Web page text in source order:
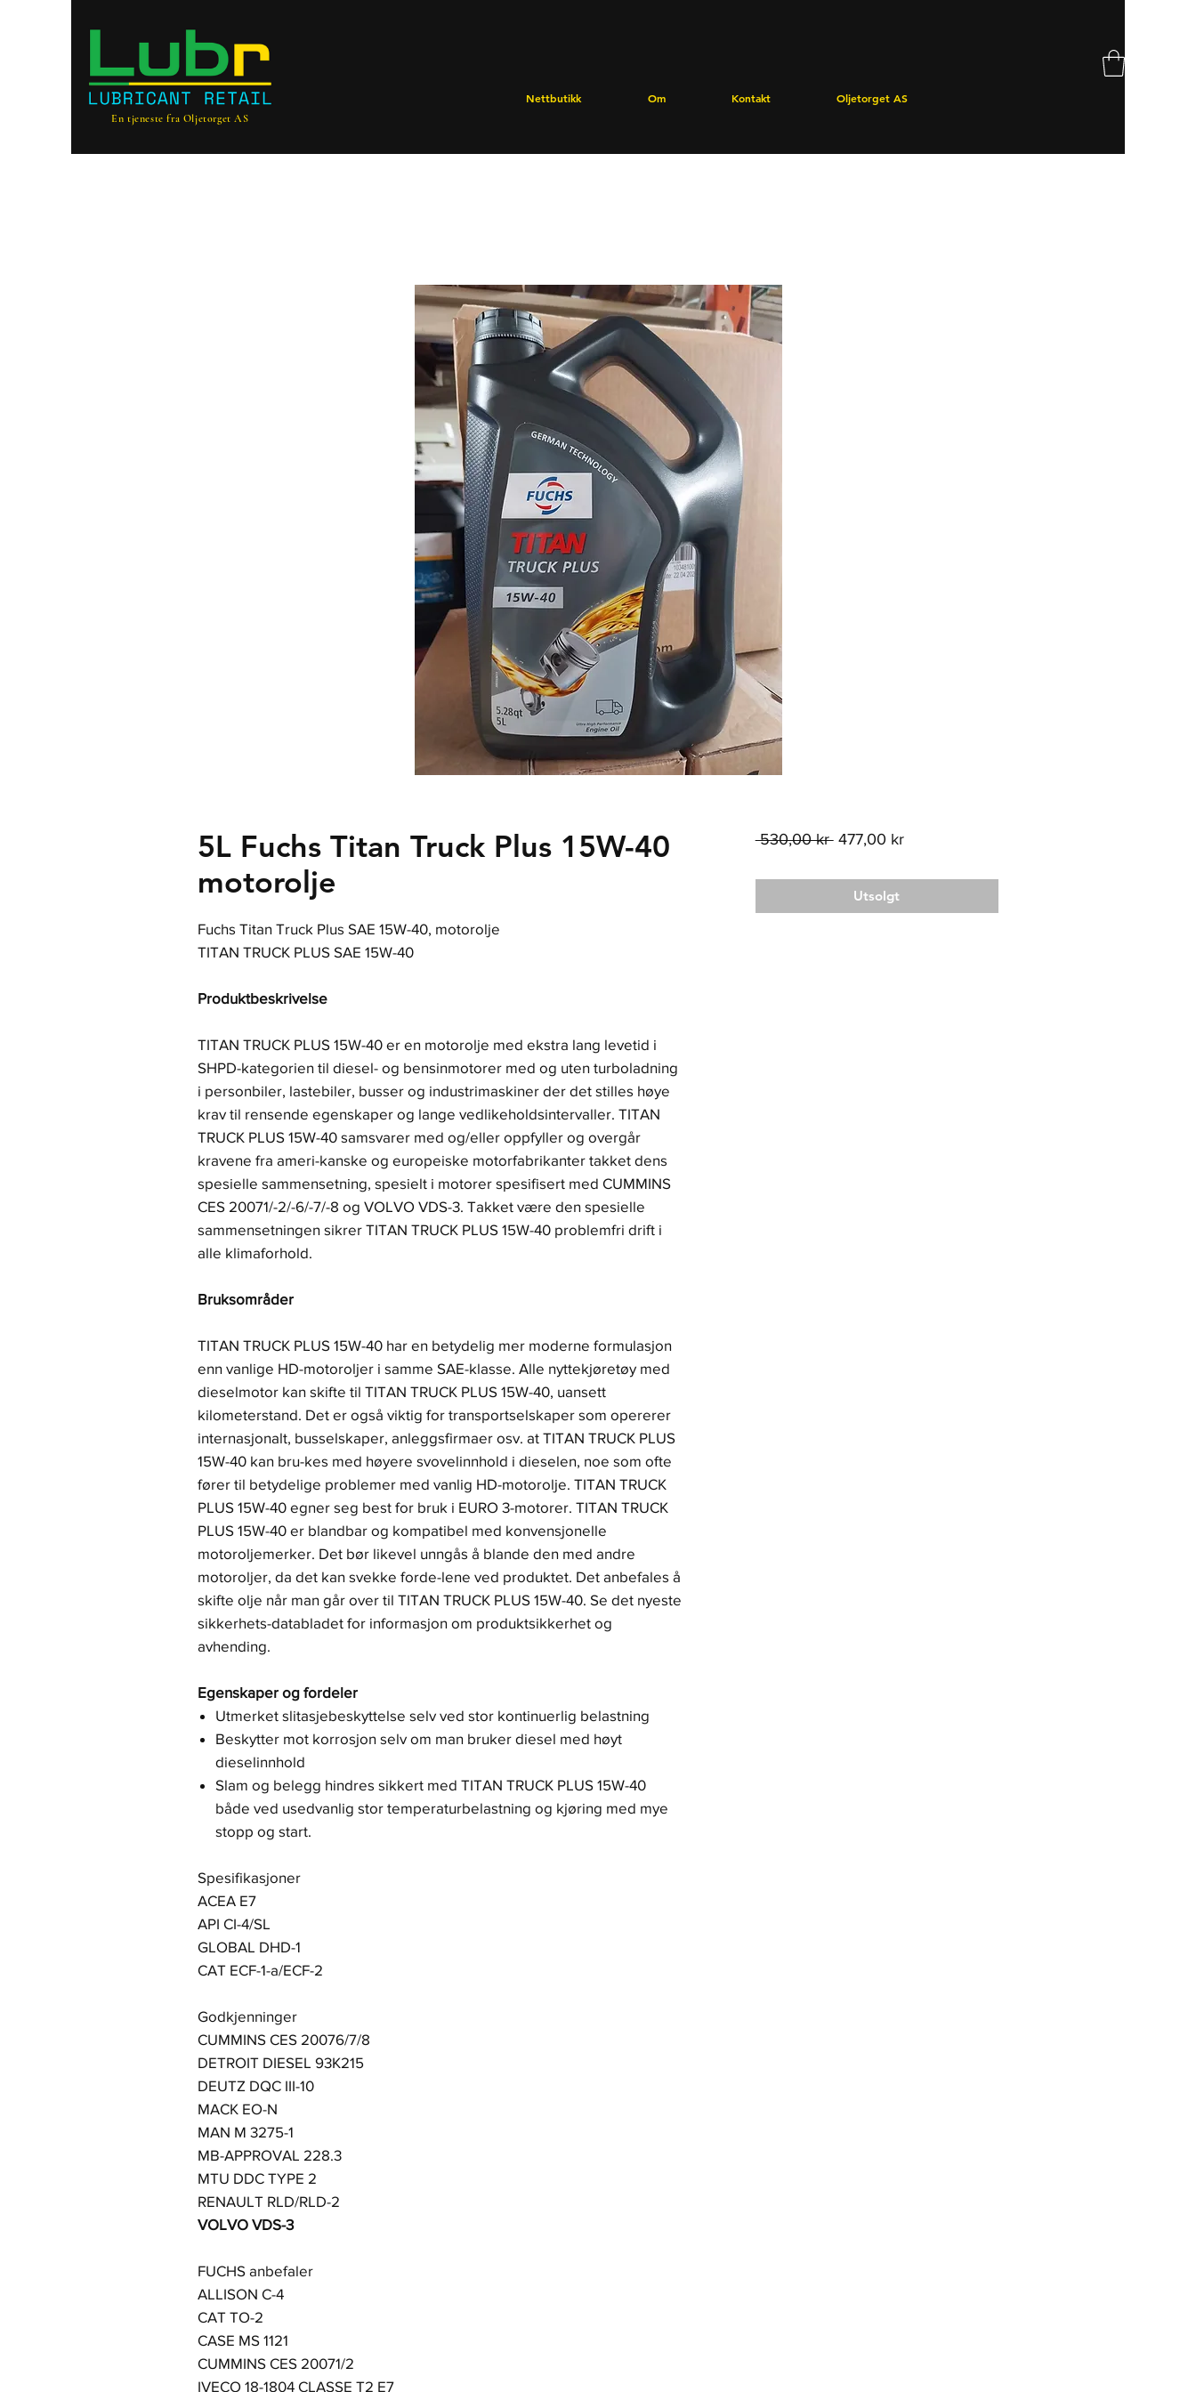
En tjeneste fra Oljetorget AS
Nettbutikk Om Kontakt Oljetorget AS
5L Fuchs Titan Truck Plus 15W-40
motorolje
Fuchs Titan Truck Plus SAE 15W-40, motorolje
TITAN TRUCK PLUS SAE 15W-40
Produktbeskrivelse
TITAN TRUCK PLUS 15W-40 er en motorolje med ekstra lang levetid i
SHPD-kategorien til diesel- og bensinmotorer med og uten turboladning
i personbiler, lastebiler, busser og industrimaskiner der det stilles høye
krav til rensende egenskaper og lange vedlikeholdsintervaller. TITAN
TRUCK PLUS 15W-40 samsvarer med og/eller oppfyller og overgår
kravene fra ameri-kanske og europeiske motorfabrikanter takket dens
spesielle sammensetning, spesielt i motorer spesifisert med CUMMINS
CES 20071/-2/-6/-7/-8 og VOLVO VDS-3. Takket være den spesielle
sammensetningen sikrer TITAN TRUCK PLUS 15W-40 problemfri drift i
alle klimaforhold.
Bruksområder
TITAN TRUCK PLUS 15W-40 har en betydelig mer moderne formulasjon
enn vanlige HD-motoroljer i samme SAE-klasse. Alle nyttekjøretøy med
dieselmotor kan skifte til TITAN TRUCK PLUS 15W-40, uansett
kilometerstand. Det er også viktig for transportselskaper som opererer
internasjonalt, busselskaper, anleggsfirmaer osv. at TITAN TRUCK PLUS
15W-40 kan bru-kes med høyere svovelinnhold i dieselen, noe som ofte
fører til betydelige problemer med vanlig HD-motorolje. TITAN TRUCK
PLUS 15W-40 egner seg best for bruk i EURO 3-motorer. TITAN TRUCK
PLUS 15W-40 er blandbar og kompatibel med konvensjonelle
motoroljemerker. Det bør likevel unngås å blande den med andre
motoroljer, da det kan svekke forde-lene ved produktet. Det anbefales å
skifte olje når man går over til TITAN TRUCK PLUS 15W-40. Se det nyeste
sikkerhets-databladet for informasjon om produktsikkerhet og
avhending.
Egenskaper og fordeler
Utmerket slitasjebeskyttelse selv ved stor kontinuerlig belastning
Beskytter mot korrosjon selv om man bruker diesel med høyt
dieselinnhold
Slam og belegg hindres sikkert med TITAN TRUCK PLUS 15W-40
både ved usedvanlig stor temperaturbelastning og kjøring med mye
stopp og start.
Spesifikasjoner
ACEA E7
API CI-4/SL
GLOBAL DHD-1
CAT ECF-1-a/ECF-2
Godkjenninger
CUMMINS CES 20076/7/8
DETROIT DIESEL 93K215
DEUTZ DQC III-10
MACK EO-N
MAN M 3275-1
MB-APPROVAL 228.3
MTU DDC TYPE 2
RENAULT RLD/RLD-2
VOLVO VDS-3
FUCHS anbefaler
ALLISON C-4
CAT TO-2
CASE MS 1121
CUMMINS CES 20071/2
IVECO 18-1804 CLASSE T2 E7
530,00 kr Vanlig
477,00 krSalgspris
Utsolgt